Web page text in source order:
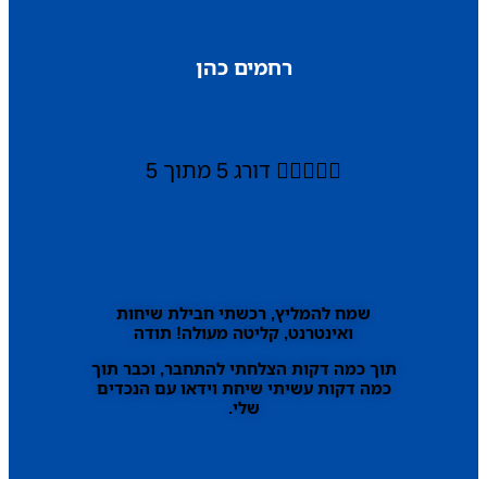
רחמים כהן
 דורג 5 מתוך 5
שמח להמליץ, רכשתי חבילת שיחות
ואינטרנט, קליטה מעולה! תודה
תוך כמה דקות הצלחתי להתחבר, וכבר תוך
כמה דקות עשיתי שיחת וידאו עם הנכדים
שלי.